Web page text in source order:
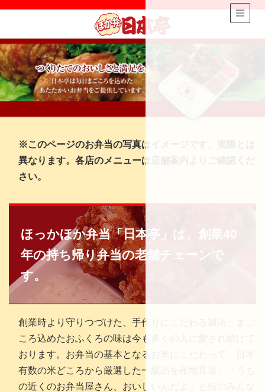
※このページのお弁当の写真はイメージです。実際とは
異なります。各店のメニューは店舗案内よりご確認くだ
さい。
ほっかほか弁当「日本亭」は、創業40
年の持ち帰り弁当の老舗チェーンで
す。
創業時より守りつづけた、手作りにこだわる製法、まご
ころ込めたおふくろの味は今も多くの人に愛され続けて
おります。お弁当の基本となるお米にこだわって、日本
有数の米どころから厳選した一級品を産地直送。「うち
の近くのお弁当屋さん、おいしいんだよ」と街のみんな